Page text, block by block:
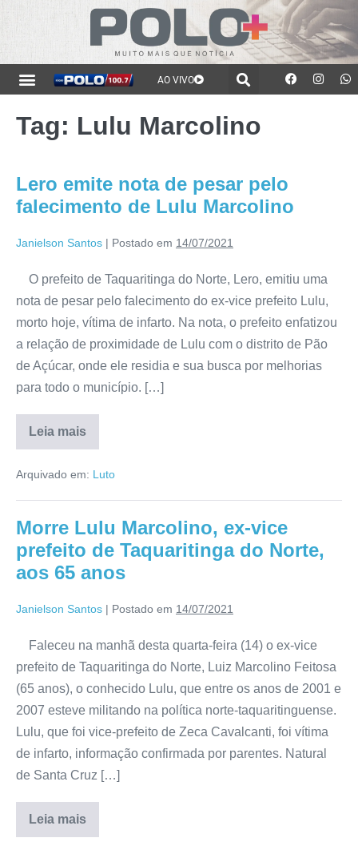
AO VIVO
Tag: Lulu Marcolino
Lero emite nota de pesar pelo
falecimento de Lulu Marcolino
Janielson Santos | Postado em 14/07/2021
O prefeito de Taquaritinga do Norte, Lero, emitiu uma
nota de pesar pelo falecimento do ex-vice prefeito Lulu,
morto hoje, vítima de infarto. Na nota, o prefeito enfatizou
a relação de proximidade de Lulu com o distrito de Pão
de Açúcar, onde ele residia e sua busca por melhorias
para todo o município. […]
Leia mais
Arquivado em: Luto
Morre Lulu Marcolino, ex-vice
prefeito de Taquaritinga do Norte,
aos 65 anos
Janielson Santos | Postado em 14/07/2021
Faleceu na manhã desta quarta-feira (14) o ex-vice
prefeito de Taquaritinga do Norte, Luiz Marcolino Feitosa
(65 anos), o conhecido Lulu, que entre os anos de 2001 e
2007 esteve militando na política norte-taquaritinguense.
Lulu, que foi vice-prefeito de Zeca Cavalcanti, foi vítima
de infarto, informação confirmada por parentes. Natural
de Santa Cruz […]
Leia mais